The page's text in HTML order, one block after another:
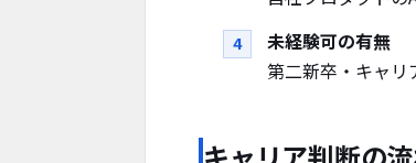
未経験可の有無
第二新卒・キャ